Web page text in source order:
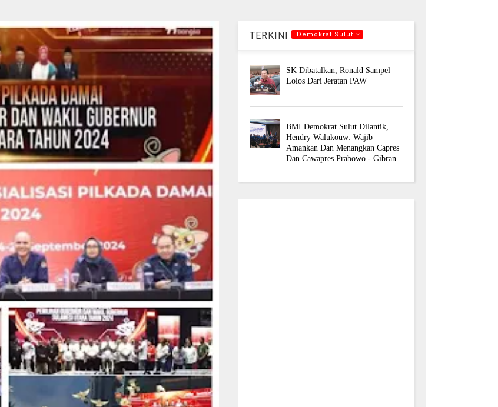
TERKINI .Demokrat Sulut
SK Dibatalkan, Ronald Sampel
Lolos Dari Jeratan PAW
BMI Demokrat Sulut Dilantik,
Hendry Walukouw: Wajib
Amankan Dan Menangkan Capres
Dan Cawapres Prabowo - Gibran